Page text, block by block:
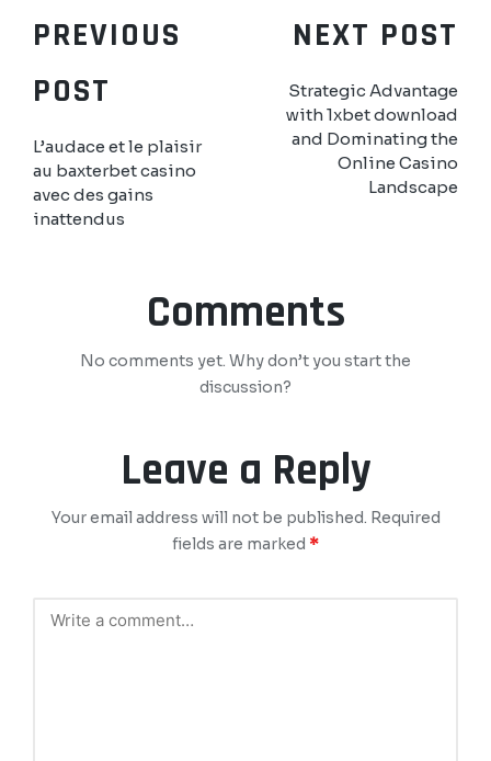
PREVIOUS
POST
L’audace et le plaisir
au baxterbet casino
avec des gains
inattendus
NEXT POST
Strategic Advantage
with 1xbet download
and Dominating the
Online Casino
Landscape
Comments
No comments yet. Why don’t you start the
discussion?
Leave a Reply
Your email address will not be published. Required
fields are marked *